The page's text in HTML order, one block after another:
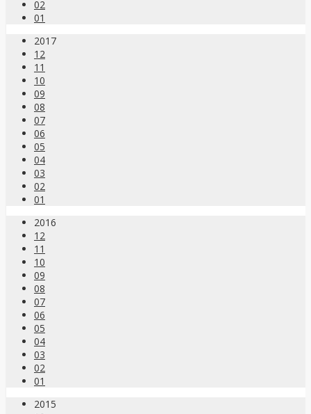
02
01
2017
12
11
10
09
08
07
06
05
04
03
02
01
2016
12
11
10
09
08
07
06
05
04
03
02
01
2015